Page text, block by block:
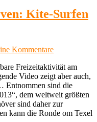
Kite-Surfen
Kommentare
Freizeitaktivität am
Video zeigt aber auch,
Entnommen sind die
dem weltweit größten
sind daher zur
kann die Ronde om Texel